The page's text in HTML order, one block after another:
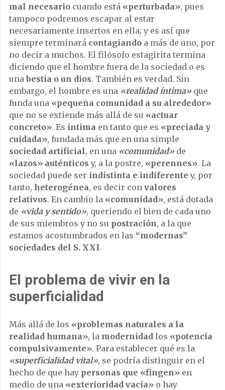
mal necesario cuando está «perturbada», pues
tampoco podremos escapar al estar
necesariamente insertos en ella; y es así que
siempre terminará contagiando a más de uno, por
no decir a muchos. El filósofo estagirita termina
diciendo que el hombre fuera de la sociedad o es
una bestia o un dios. También es verdad. Sin
embargo, el hombre es una «realidad íntima»que
funda una «pequeña comunidad a su alrededor»
que no se extiende más allá de su «actuar
concreto». Es íntima en tanto que es «preciada y
cuidada», fundada más que en una simple
sociedad artificial, en una «comunidad» de
«lazos» auténticosy, a la postre, «perennes». La
sociedad puede ser indistinta e indiferente y, por
tanto, heterogénea, es decir con valores
relativos. En cambio la «comunidad», está dotada
de «vida y sentido», queriendo el bien de cada uno
de sus miembros y no su postración, a la que
estamos acostumbrados en las “modernas”
sociedades del S. XXI.
El problema de vivir en la
superficialidad
Más allá de los «problemas naturales a la
realidad humana», la modernidad los «potencia
compulsivamente». Para establecer qué es la
«superficialidad vital», se podría distinguir en el
hecho de que hay personas que «fingen» en
medio de una «exterioridad vacía» o hay